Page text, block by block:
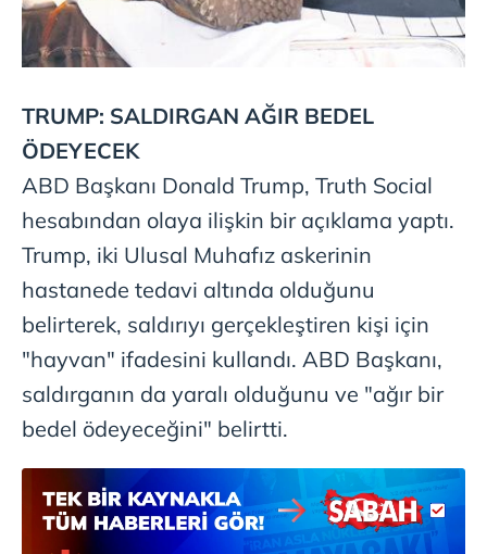
gösterilmeyecektir."
Sizlere daha iyi bir hizmet sunabilmek için İnternet
kullanılmaktadır. Bu çerezler vasıtasıyla çeşitli kişisel
verileriniz işlenmekte olup gerekli olan çerezler bilgi
kullanılmaktadır. Diğer çerezler, sitemizin daha işlevsel
kılınması ve kişiselleştirilmesi ve sizlere yönelik
reklam/pazarlama faaliyetlerinin yapılması, amaçlarıyla
Çerezlere ilişkin tercihlerinizi aşağıda yer alan panel
vasıtasıyla belirleyebilirsiniz. Çerezlere ilişkin detaylı bilgi
Metnimiziziyaret edebilirsiniz.
hazırlanmış Aydınlatma Metnimizi okumak ve sitemizde
ilgili mevzuata uygun olarak kullanılan çerezlerle ilgili bilgi
tıklayınız.
TRUMP: SALDIRGAN AĞIR BEDEL
ÖDEYECEK
ABD Başkanı Donald Trump, Truth Social
hesabından olaya ilişkin bir açıklama yaptı.
Trump, iki Ulusal Muhafız askerinin
hastanede tedavi altında olduğunu
belirterek, saldırıyı gerçekleştiren kişi için
"hayvan" ifadesini kullandı. ABD Başkanı,
saldırganın da yaralı olduğunu ve "ağır bir
bedel ödeyeceğini" belirtti.